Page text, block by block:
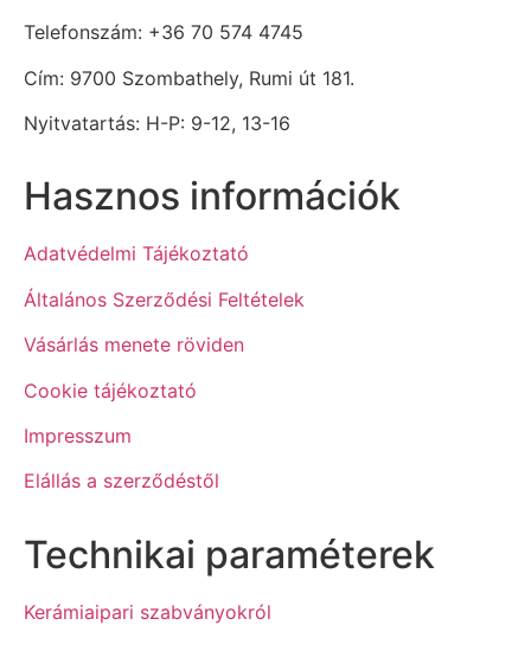
Telefonszám: +36 70 574 4745
Cím: 9700 Szombathely, Rumi út 181.
Nyitvatartás: H-P: 9-12, 13-16
Hasznos információk
Adatvédelmi Tájékoztató
Általános Szerződési Feltételek
Vásárlás menete röviden
Cookie tájékoztató
Impresszum
Elállás a szerződéstől
Technikai paraméterek
Kerámiaipari szabványokról